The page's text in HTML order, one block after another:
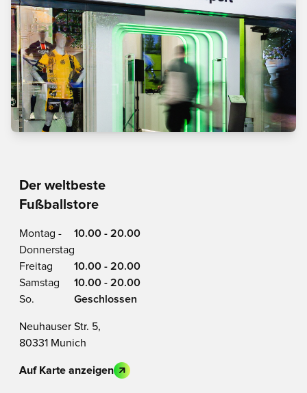
Der weltbeste
Fußballstore
Montag -
Donnerstag
10.00 - 20.00
Freitag
10.00 - 20.00
Samstag
10.00 - 20.00
So.
Geschlossen
Neuhauser Str. 5,
80331 Munich
Auf Karte anzeigen